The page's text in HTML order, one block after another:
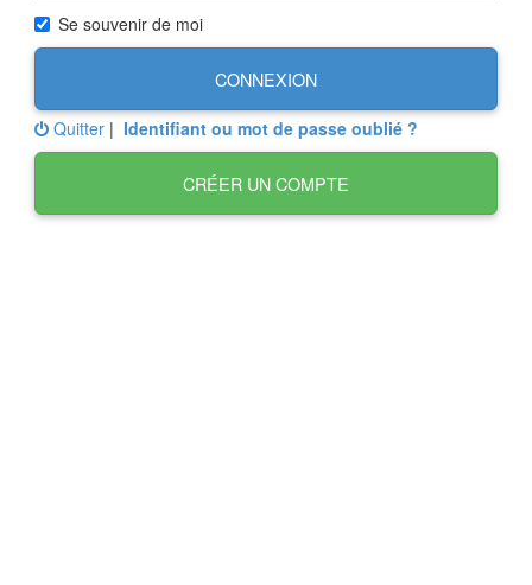
Se souvenir de moi
CONNEXION
Quitter | Identifiant ou mot de passe oublié ?
CRÉER UN COMPTE